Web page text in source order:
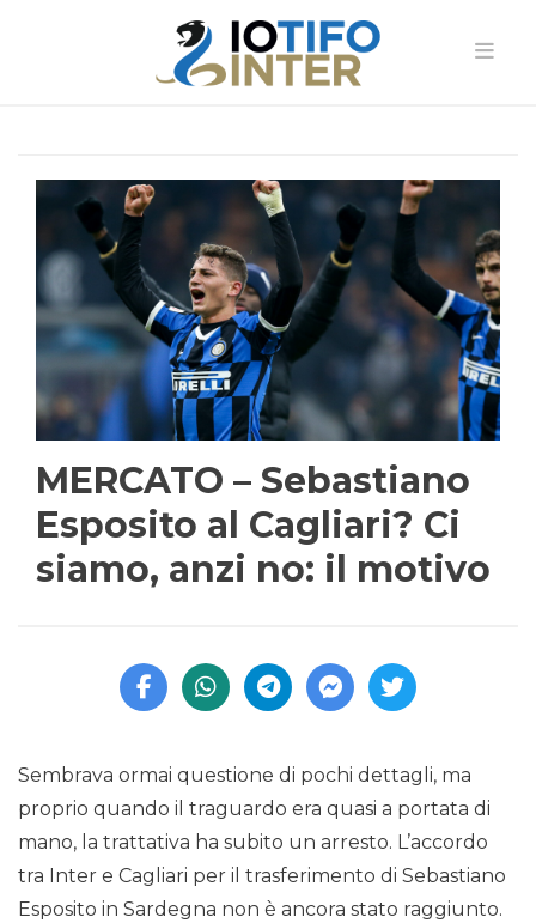
MERCATO – Sebastiano
Esposito al Cagliari? Ci
siamo, anzi no: il motivo
Sembrava ormai questione di pochi dettagli, ma
proprio quando il traguardo era quasi a portata di
mano, la trattativa ha subito un arresto. L’accordo
tra Inter e Cagliari per il trasferimento di Sebastiano
Esposito in Sardegna non è ancora stato raggiunto.